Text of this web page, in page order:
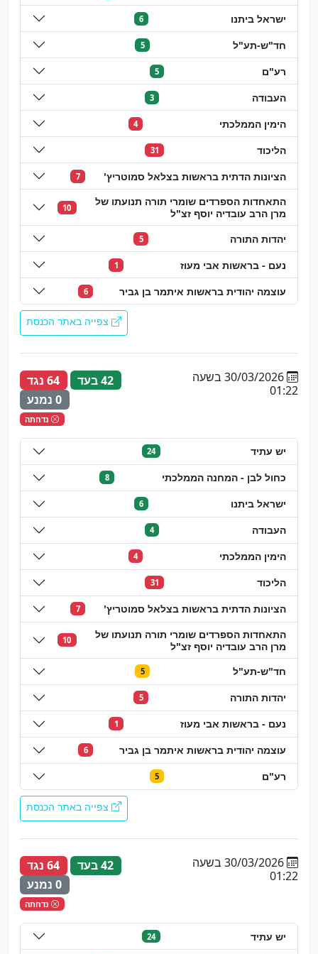
ישראל ביתנו 6
חד"ש-תע"ל 5
רע"ם 5
העבודה 3
הימין הממלכתי 4
הליכוד 31
הציונות הדתית בראשות בצלאל סמוטריץ' 7
התאחדות הספרדים שומרי תורה תנועתו של
מרן הרב עובדיה יוסף זצ"ל
10
יהדות התורה 5
נעם - בראשות אבי מעוז 1
עוצמה יהודית בראשות איתמר בן גביר 6
צפייה באתר הכנסת
30/03/2026 בשעה
01:22
42 בעד
64 נגד
0 נמנע
נדחתה
יש עתיד 24
כחול לבן - המחנה הממלכתי 8
ישראל ביתנו 6
העבודה 4
הימין הממלכתי 4
הליכוד 31
הציונות הדתית בראשות בצלאל סמוטריץ' 7
התאחדות הספרדים שומרי תורה תנועתו של
מרן הרב עובדיה יוסף זצ"ל
10
חד"ש-תע"ל 5
יהדות התורה 5
נעם - בראשות אבי מעוז 1
עוצמה יהודית בראשות איתמר בן גביר 6
רע"ם 5
צפייה באתר הכנסת
30/03/2026 בשעה
01:22
42 בעד
64 נגד
0 נמנע
נדחתה
יש עתיד 24